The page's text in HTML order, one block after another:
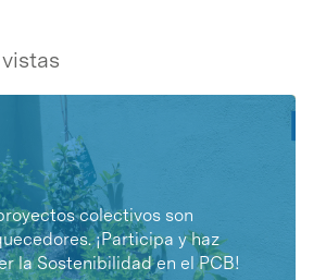
colectivos son
¡Participa y haz
la Sostenibilidad en el PCB!